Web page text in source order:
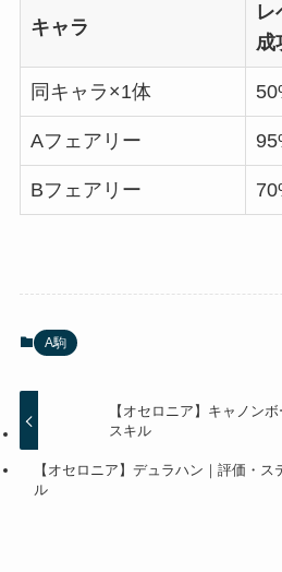
キャラ
レ
成
同キャラ×1体
Aフェアリー
Bフェアリー
A駒
【オセロニア】キャノン
スキル
【オセロニア】デュラハン｜評価・ス
ル